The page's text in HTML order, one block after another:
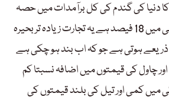
دنیا کی گندم کی کل برآمدات میں حصہ
تقریبا 30 فیصد اور مکئی میں 18 فیصد ہے یہ تجارت زیادہ تر بحیرہ
ذریعے ہوتی ہے جو کہ اب بند ہو چکی ہے
چاول کی قیمتوں میں اضافہ نسبتا کم
میں کمی اور تیل کی بلند قیمتوں کی